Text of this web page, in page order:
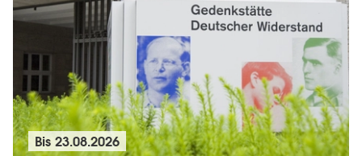
Bis23.08.2026